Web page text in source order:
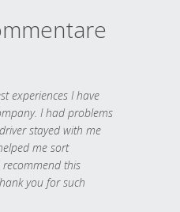
experiences I have
I had problems
stayed with me
me sort
this
you for such